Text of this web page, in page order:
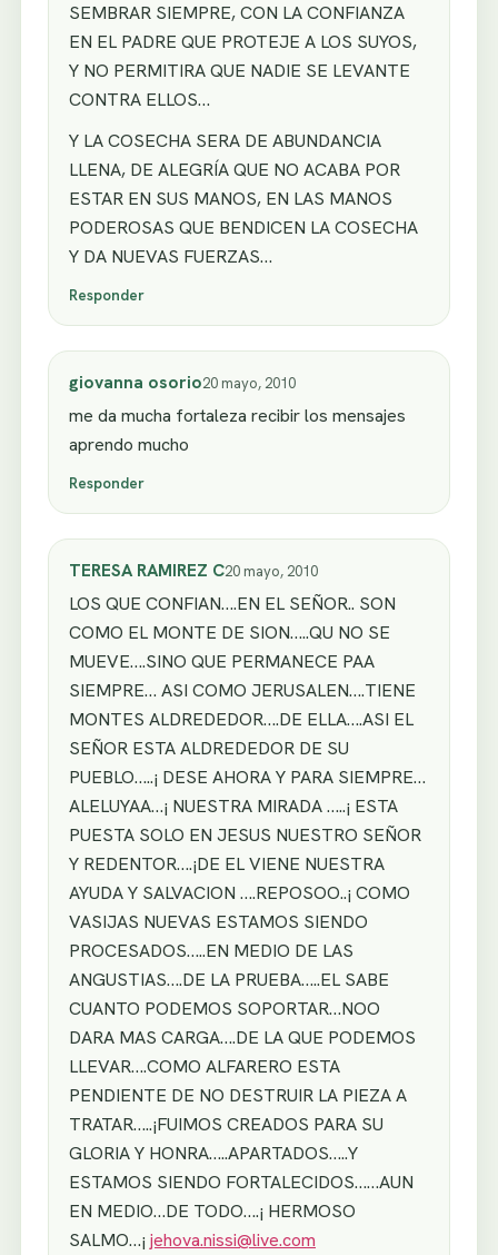
SEMBRAR SIEMPRE, CON LA CONFIANZA
EN EL PADRE QUE PROTEJE A LOS SUYOS,
Y NO PERMITIRA QUE NADIE SE LEVANTE
CONTRA ELLOS…
Y LA COSECHA SERA DE ABUNDANCIA
LLENA, DE ALEGRÍA QUE NO ACABA POR
ESTAR EN SUS MANOS, EN LAS MANOS
PODEROSAS QUE BENDICEN LA COSECHA
Y DA NUEVAS FUERZAS…
Responder
giovanna osorio20 mayo, 2010
me da mucha fortaleza recibir los mensajes
aprendo mucho
Responder
TERESA RAMIREZ C20 mayo, 2010
LOS QUE CONFIAN….EN EL SEÑOR.. SON
COMO EL MONTE DE SION…..QU NO SE
MUEVE….SINO QUE PERMANECE PAA
SIEMPRE… ASI COMO JERUSALEN….TIENE
MONTES ALDREDEDOR….DE ELLA….ASI EL
SEÑOR ESTA ALDREDEDOR DE SU
PUEBLO…..¡ DESE AHORA Y PARA SIEMPRE…
ALELUYAA…¡ NUESTRA MIRADA …..¡ ESTA
PUESTA SOLO EN JESUS NUESTRO SEÑOR
Y REDENTOR….¡DE EL VIENE NUESTRA
AYUDA Y SALVACION ….REPOSOO..¡ COMO
VASIJAS NUEVAS ESTAMOS SIENDO
PROCESADOS…..EN MEDIO DE LAS
ANGUSTIAS….DE LA PRUEBA…..EL SABE
CUANTO PODEMOS SOPORTAR…NOO
DARA MAS CARGA….DE LA QUE PODEMOS
LLEVAR….COMO ALFARERO ESTA
PENDIENTE DE NO DESTRUIR LA PIEZA A
TRATAR…..¡FUIMOS CREADOS PARA SU
GLORIA Y HONRA…..APARTADOS…..Y
ESTAMOS SIENDO FORTALECIDOS……AUN
EN MEDIO…DE TODO….¡ HERMOSO
SALMO…¡ jehova.nissi@live.com